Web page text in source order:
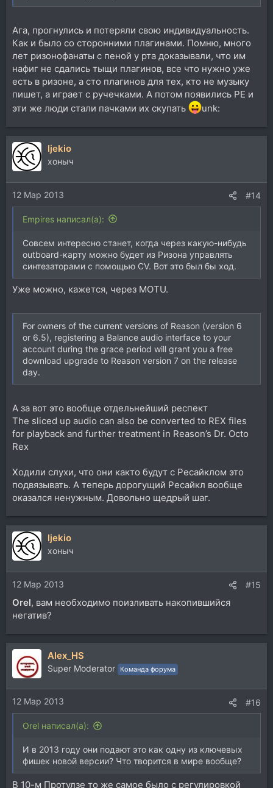
Ага, прогнулись и потеряли свою индивидуальность.
Как и было со сторонними плагинами. Помню, много
лет ризонофанаты с пеной у рта доказывали, что им
нафиг не сдались тыщи плагинов, все что нужно уже
есть в ризоне, а сто плагинов для тех, кто не музыку
пишет, а играет с ручечками. А потом появились РЕ и
эти же люди стали пачками их скупать
unk:
ljekio
хоныч
12 Мар 2013 #14
Empires написал(а):
Совсем интересно станет, когда через какую-нибудь
outboard-карту можно будет из Ризона управлять
синтезаторами с помощью CV. Вот это был бы ход.
Уже можно, кажется, через MOTU.
For owners of the current versions of Reason (version 6
or 6.5), registering a Balance audio interface to your
account during the grace period will grant you a free
download upgrade to Reason version 7 on the release
day.
А за вот это вообще отдельнейший респект
The sliced up audio can also be converted to REX files
for playback and further treatment in Reason’s Dr. Octo
Rex
Ходили слухи, что они както будут с Ресайклом это
подвязывать. А теперь дорогущий Ресайкл вообще
оказался ненужным. Довольно щедрый шаг.
ljekio
хоныч
12 Мар 2013 #15
Orel, вам необходимо поизливать накопившийся
негатив?
Alex_HS
Super Moderator Команда форума
12 Мар 2013 #16
Orel написал(а):
И в 2013 году они подают это как одну из ключевых
фишек новой версии? Что творится в мире вообще?
В 10-м Протулзе то же самое было с регулировкой